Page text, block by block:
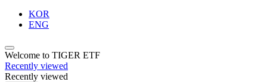
KOR
ENG
Welcome to TIGER ETF
Recently viewed
Recently viewed